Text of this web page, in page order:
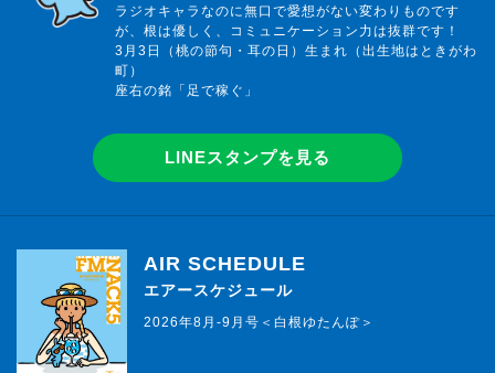
ラジオキャラなのに無口で愛想がない変わりものです
が、根は優しく、コミュニケーション力は抜群です！
3月3日（桃の節句・耳の日）生まれ（出生地はときがわ
町）
座右の銘「足で稼ぐ」
LINEスタンプを見る
AIR SCHEDULE
エアースケジュール
2026年8月-9月号＜白根ゆたんぽ＞